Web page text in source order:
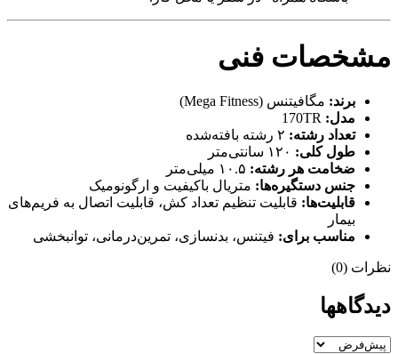
مشخصات فنی
برند: مگافیتنس (Mega Fitness)
مدل:
تعداد رشته:
طول کلی:
ضخامت هر رشته:
جنس دستگیره‌ها: متریال باکیفیت و ارگونومیک
قابلیت‌ها: قابلیت تنظیم تعداد کش، قابلیت اتصال به فریم‌های
بیمار
مناسب برای: فیتنس، بدنسازی، تمرین‌درمانی، توانبخشی
نظرات (0)
دیدگاهها